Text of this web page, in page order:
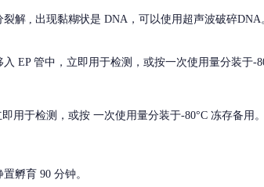
裂解 , 出现黏糊状是 DNA，可以使用超声波破碎
EP 管中，立即用于检测，或按一次使用量分装于-
用于检测，或按 一次使用量分装于-80°C 冻存备用。
孵育 90 分钟。